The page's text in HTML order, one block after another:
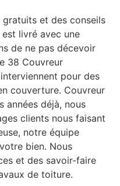
et des conseils
livré avec une
de ne pas décevoir
38 Couvreur
pour des
couverture. Couvreur
années déjà, nous
clients nous faisant
notre équipe
bien. Nous
et des savoir-faire
de toiture.